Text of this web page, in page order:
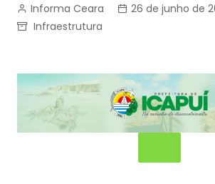
Informa Ceara
26 de junho de
Infraestrutura